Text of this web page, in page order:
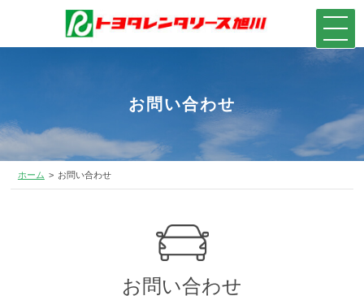
お問い合わせ
ホーム お問い合わせ
お問い合わせ